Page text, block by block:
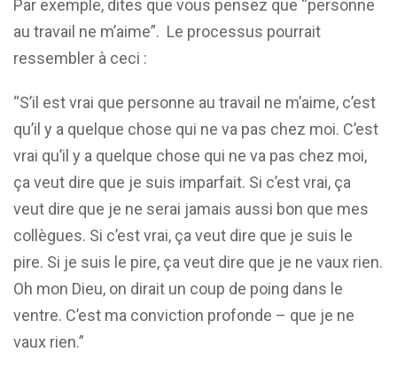
Par exemple, dites que vous pensez que “personne
au travail ne m’aime”. Le processus pourrait
ressembler à ceci :
“S’il est vrai que personne au travail ne m’aime, c’est
qu’il y a quelque chose qui ne va pas chez moi. C’est
vrai qu’il y a quelque chose qui ne va pas chez moi,
ça veut dire que je suis imparfait. Si c’est vrai, ça
veut dire que je ne serai jamais aussi bon que mes
collègues. Si c’est vrai, ça veut dire que je suis le
pire. Si je suis le pire, ça veut dire que je ne vaux rien.
Oh mon Dieu, on dirait un coup de poing dans le
ventre. C’est ma conviction profonde – que je ne
vaux rien.”